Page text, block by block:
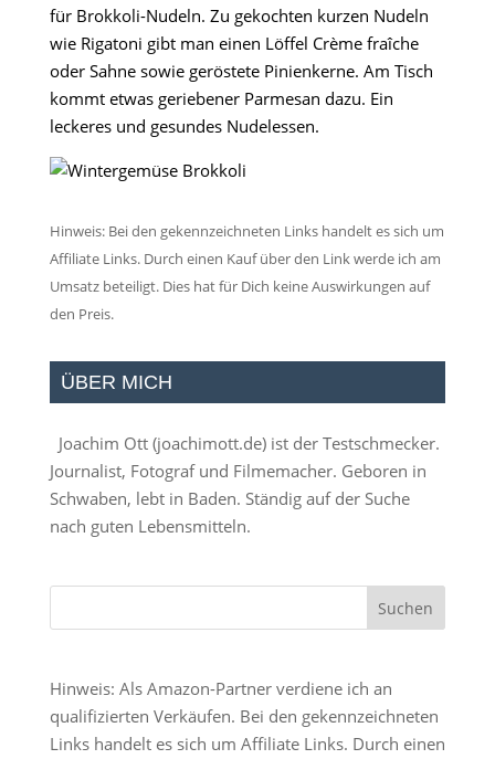
für Brokkoli-Nudeln. Zu gekochten kurzen Nudeln
wie Rigatoni gibt man einen Löffel Crème fraîche
oder Sahne sowie geröstete Pinienkerne. Am Tisch
kommt etwas geriebener Parmesan dazu. Ein
leckeres und gesundes Nudelessen.
Hinweis: Bei den gekennzeichneten Links handelt es sich um
Affiliate Links. Durch einen Kauf über den Link werde ich am
Umsatz beteiligt. Dies hat für Dich keine Auswirkungen auf
den Preis.
ÜBER MICH
Joachim Ott (joachimott.de) ist der Testschmecker.
Journalist, Fotograf und Filmemacher. Geboren in
Schwaben, lebt in Baden. Ständig auf der Suche
nach guten Lebensmitteln.
Hinweis: Als Amazon-Partner verdiene ich an
qualifizierten Verkäufen. Bei den gekennzeichneten
Links handelt es sich um Affiliate Links. Durch einen